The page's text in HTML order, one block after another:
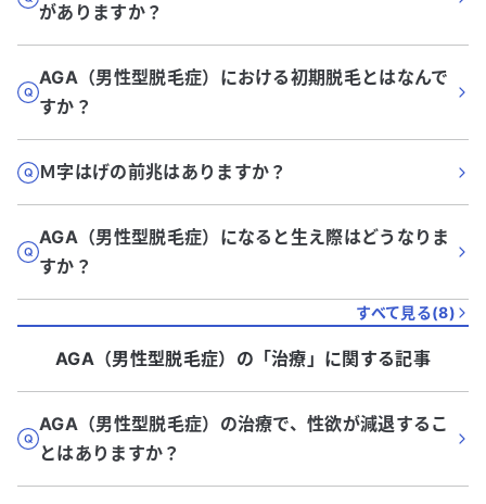
がありますか？
AGA（男性型脱毛症）における初期脱毛とはなんで
すか？
Ｍ字はげの前兆はありますか？
AGA（男性型脱毛症）になると生え際はどうなりま
すか？
すべて見る(8)
AGA（男性型脱毛症） の「治療 」に関する記事
AGA（男性型脱毛症）の治療で、性欲が減退するこ
とはありますか？